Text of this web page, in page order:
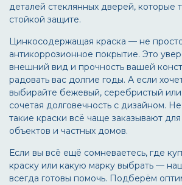
деталей стеклянных дверей, которые
стойкой защите.
Цинкосодержащая краска — не
антикоррозионное покрытие. Это
внешний вид и прочность вашей
радовать вас долгие годы. А если
выбирайте бежевый, серебристый
сочетая долговечность с дизайном.
такие краски всё чаще заказывают
объектов и частных домов.
Если вы всё ещё сомневаетесь, где
краску или какую марку выбрать —
всегда готовы помочь. Подберём